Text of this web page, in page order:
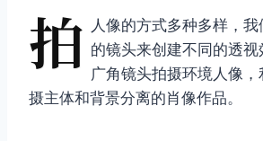
拍 人像的方式多种多样，
的镜头来创建不同的透视
广角镜头拍摄环境人像
摄主体和背景分离的肖像作品。